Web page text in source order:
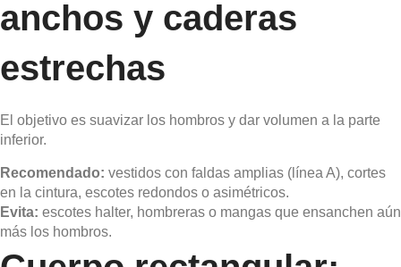
anchos y caderas
estrechas
El objetivo es suavizar los hombros y dar volumen a la parte
inferior.
Recomendado: vestidos con faldas amplias (línea A), cortes
en la cintura, escotes redondos o asimétricos.
Evita: escotes halter, hombreras o mangas que ensanchen aún
más los hombros.